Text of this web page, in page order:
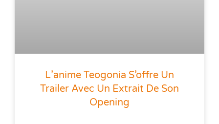
L’anime Teogonia S’offre Un
Trailer Avec Un Extrait De Son
Opening